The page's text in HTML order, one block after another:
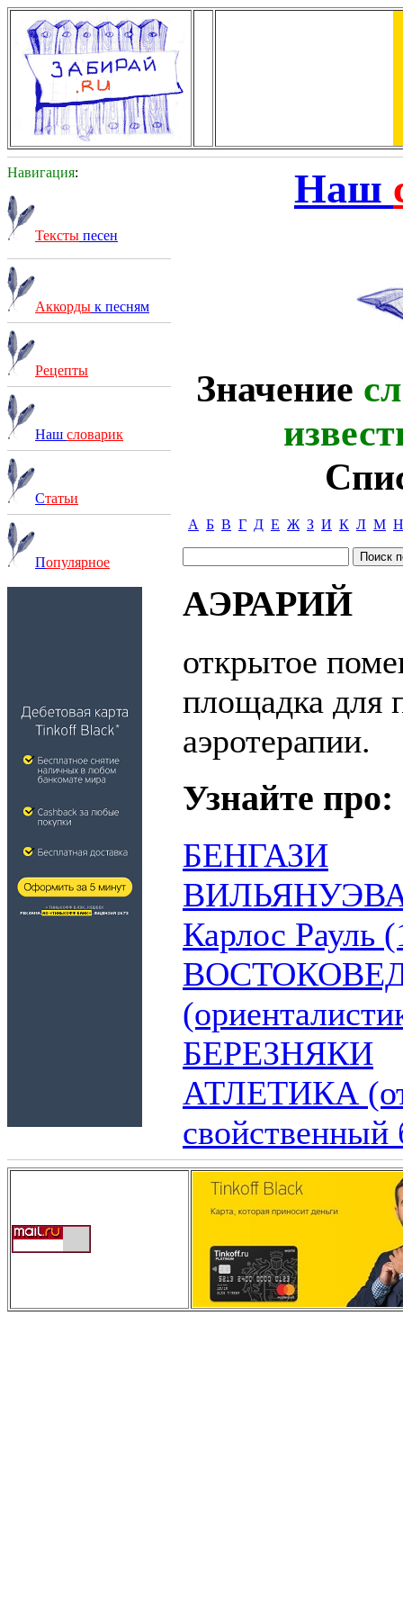
Навигация:
Тексты песен
Аккорды к песням
Рецепты
Наш словарик
Статьи
Популярное
Наш
Значение
А Б В Г Д Е Ж З И К Л М Н
АЭРАРИЙ
открытое
площадка для
аэротерапии.
Узнайте про:
БЕНГАЗИ
ВИЛЬЯНУЭВА
Карлос Рауль
БЕРЕЗНЯКИ
АТЛЕТИКА (от
свойственный